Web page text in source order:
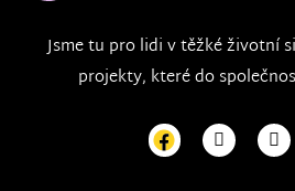
Jsme tu pro lidi v těžké životní
projekty, které do